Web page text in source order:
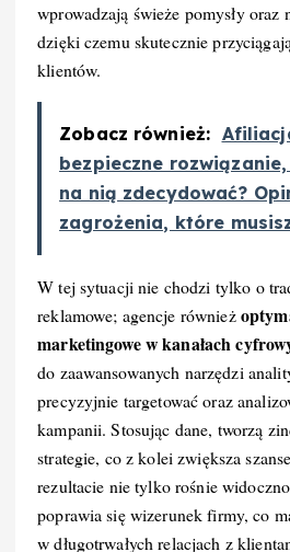
wprowadzają świeże pomysły oraz
dzięki czemu skutecznie
klientów.
Zobacz również:
bezpieczne
na nią zdecydować?
zagrożenia, które
W tej sytuacji nie chodzi tylko o
reklamowe; agencje również
marketingowe w kanałach
do zaawansowanych narzędzi
precyzyjnie targetować oraz
kampanii. Stosując dane, tworzą
strategie, co z kolei zwiększa
rezultacie nie tylko rośnie
poprawia się wizerunek firmy, co
w długotrwałych relacjach z